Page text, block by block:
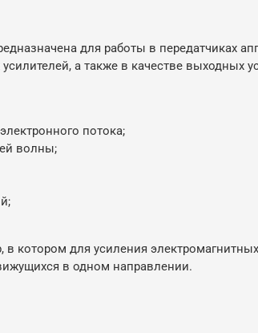
для работы в передатчиках
а также в качестве выходных
потока;
волны;
в котором для усиления
в одном направлении.